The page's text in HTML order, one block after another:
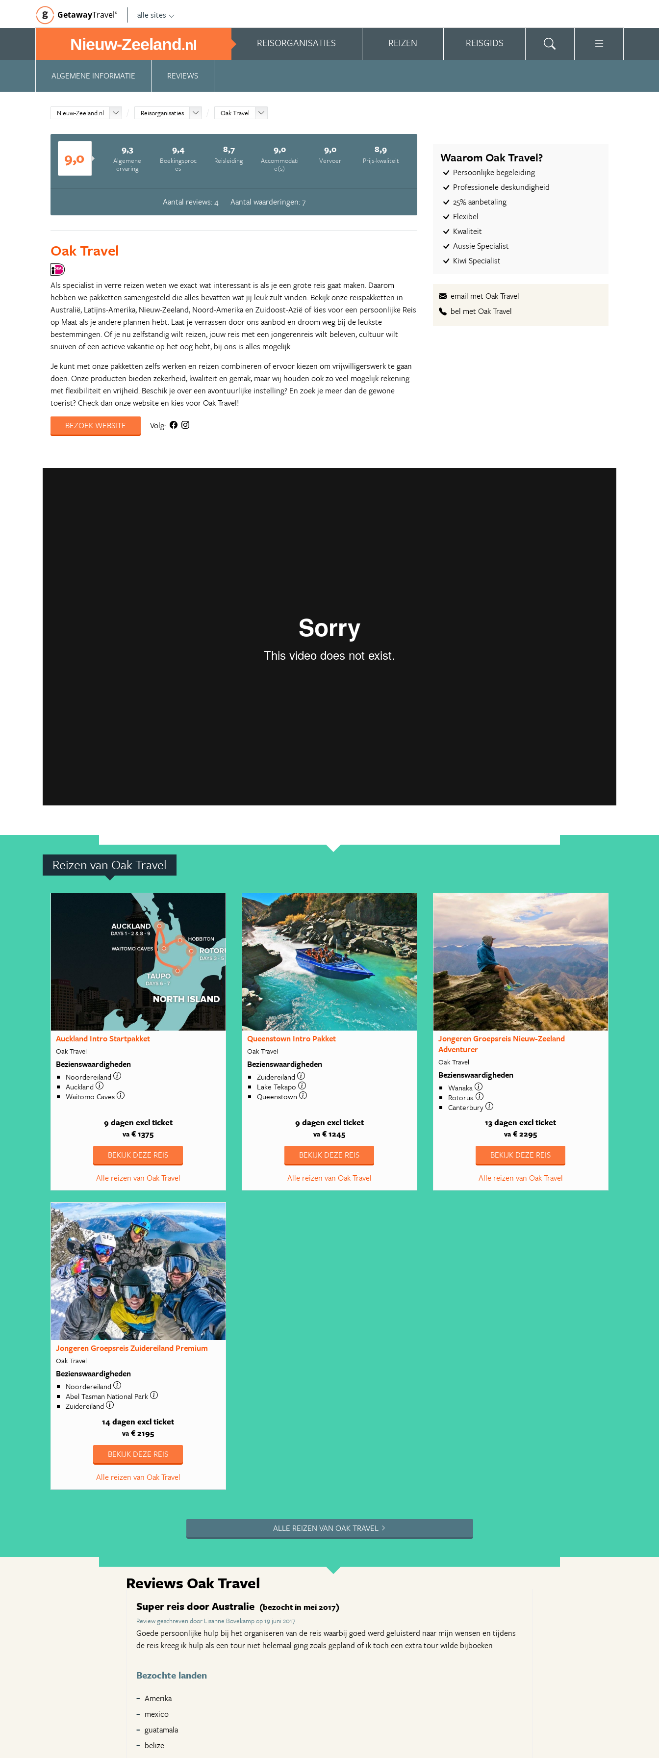
GetawayTravel© alle sites
Nieuw-Zeeland.nl REISORGANISATIES REIZEN REISGIDS
ALGEMENE INFORMATIE REVIEWS
Nieuw-Zeeland.nl Reisorganisaties Oak Travel
9,0 9,3
Algemene
ervaring
9,4
Boekingsproc
es
8,7
Reisleiding
9,0
Accommodati
e(s)
9,0
Vervoer
8,9
Prijs-kwaliteit
Aantal reviews: 4 Aantal waarderingen: 7
Oak Travel
Als specialist in verre reizen weten we exact wat interessant is als je een grote reis gaat maken. Daarom
hebben we pakketten samengesteld die alles bevatten wat jij leuk zult vinden. Bekijk onze reispakketten in
Australië, Latijns-Amerika, Nieuw-Zeeland, Noord-Amerika en Zuidoost-Azië of kies voor een persoonlijke Reis
op Maat als je andere plannen hebt. Laat je verrassen door ons aanbod en droom weg bij de leukste
bestemmingen. Of je nu zelfstandig wilt reizen, jouw reis met een jongerenreis wilt beleven, cultuur wilt
snuiven of een actieve vakantie op het oog hebt, bij ons is alles mogelijk.
Je kunt met onze pakketten zelfs werken en reizen combineren of ervoor kiezen om vrijwilligerswerk te gaan
doen. Onze producten bieden zekerheid, kwaliteit en gemak, maar wij houden ook zo veel mogelijk rekening
met flexibiliteit en vrijheid. Beschik je over een avontuurlijke instelling? En zoek je meer dan de gewone
toerist? Check dan onze website en kies voor Oak Travel!
BEZOEK WEBSITE
Volg:
Waarom Oak Travel?
Persoonlijke begeleiding
Professionele deskundigheid
25% aanbetaling
Flexibel
Kwaliteit
Aussie Specialist
Kiwi Specialist
email met Oak Travel
bel met Oak Travel
Reizen van Oak Travel
Auckland Intro Startpakket
Oak Travel
Bezienswaardigheden
Noordereiland
Auckland
Waitomo Caves
9 dagen excl ticket
va € 1375
BEKIJK DEZE REIS
Alle reizen van Oak Travel
Queenstown Intro Pakket
Oak Travel
Bezienswaardigheden
Zuidereiland
Lake Tekapo
Queenstown
9 dagen excl ticket
va € 1245
BEKIJK DEZE REIS
Alle reizen van Oak Travel
Jongeren Groepsreis Nieuw-Zeeland
Adventurer
Oak Travel
Bezienswaardigheden
Wanaka
Rotorua
Canterbury
13 dagen excl ticket
va € 2295
BEKIJK DEZE REIS
Alle reizen van Oak Travel
Jongeren Groepsreis Zuidereiland Premium
Oak Travel
Bezienswaardigheden
Noordereiland
Abel Tasman National Park
Zuidereiland
14 dagen excl ticket
va € 2195
BEKIJK DEZE REIS
Alle reizen van Oak Travel
ALLE REIZEN VAN OAK TRAVEL
Reviews Oak Travel
Super reis door Australie (bezocht in mei 2017)
Review geschreven door Lisanne Bovekamp op 19 juni 2017
Goede persoonlijke hulp bij het organiseren van de reis waarbij goed werd geluisterd naar mijn wensen en tijdens
de reis kreeg ik hulp als een tour niet helemaal ging zoals gepland of ik toch een extra tour wilde bijboeken
Bezochte landen
Amerika
mexico
guatamala
belize